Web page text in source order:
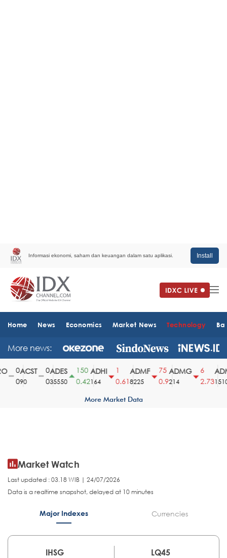
Informasi ekonomi, saham dan keuangan dalam satu aplikasi. Install
Home News Economics Market News Technology
More news:
ACST
90
ADES
35550
150
0.42
ADHI
164
0.61
ADMF
8225
75
0.9
ADMG
214
2.731510
More Market Data
Market Watch
Last updated : 03.18 WIB | 24/07/2026
Data is a realtime snapshot, delayed at 10 minutes
Major Indexes Currencies
IHSG
LQ45